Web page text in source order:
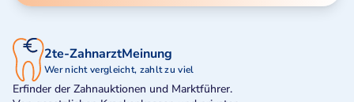
2te-ZahnarztMeinung
Wer nicht vergleicht, zahlt zu viel
Erfinder der Zahnauktionen und Marktführer.